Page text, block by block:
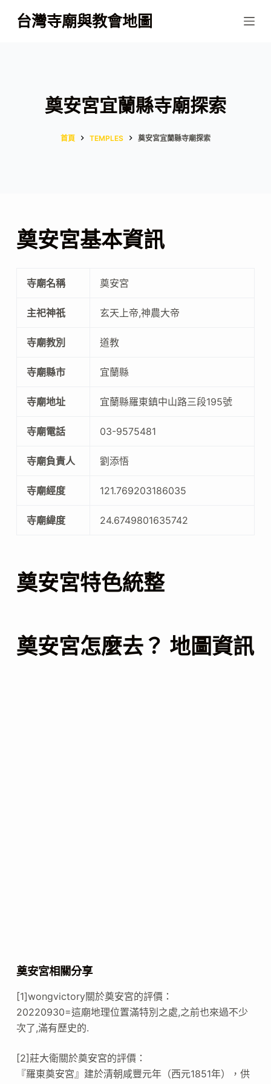
跳
至
台灣寺廟與教會地圖
奠安宮宜蘭縣寺廟探索
首頁 TEMPLES 奠安宮宜蘭縣寺廟探索
奠安宮基本資訊
寺廟名稱 奠安宮
主祀神祇 玄天上帝,神農大帝
寺廟教別 道教
寺廟縣市 宜蘭縣
寺廟地址 宜蘭縣羅東鎮中山路三段195號
寺廟電話 03-9575481
寺廟負責人 劉添悟
寺廟經度 121.769203186035
寺廟緯度 24.6749801635742
奠安宮特色統整
奠安宮怎麼去？ 地圖資訊
奠安宮相關分享
[1]wongvictory關於奠安宮的評價：
20220930=這廟地理位置滿特別之處,之前也來過不少
次了,滿有歷史的.
[2]莊大衛關於奠安宮的評價：
『羅東奠安宮』建於清朝咸豐元年（西元1851年），供